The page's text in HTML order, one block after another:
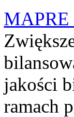
MAPRE
jakości
ramach